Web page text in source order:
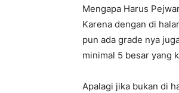
Mengapa Harus
Karena dengan di
pun ada grade nya
minimal 5 besar yang
Apalagi jika bukan di